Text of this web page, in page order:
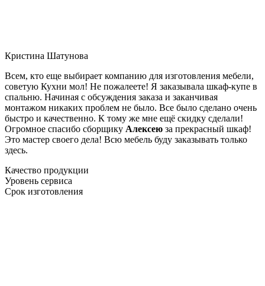
Кристина Шатунова
Всем, кто еще выбирает компанию для изготовления мебели,
советую Кухни мол! Не пожалеете! Я заказывала шкаф-купе в
спальню. Начиная с обсуждения заказа и заканчивая
монтажом никаких проблем не было. Все было сделано очень
быстро и качественно. К тому же мне ещё скидку сделали!
Огромное спасибо сборщику Алексею за прекрасный шкаф!
Это мастер своего дела! Всю мебель буду заказывать только
здесь.
Качество продукции
Уровень сервиса
Срок изготовления